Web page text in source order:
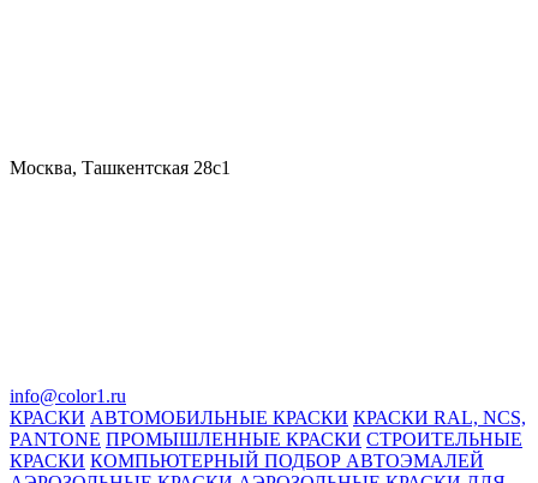
Москва, Ташкентская 28с1
info@color1.ru
КРАСКИ АВТОМОБИЛЬНЫЕ КРАСКИ КРАСКИ RAL, NCS,
PANTONE ПРОМЫШЛЕННЫЕ КРАСКИ СТРОИТЕЛЬНЫЕ
КРАСКИ КОМПЬЮТЕРНЫЙ ПОДБОР АВТОЭМАЛЕЙ